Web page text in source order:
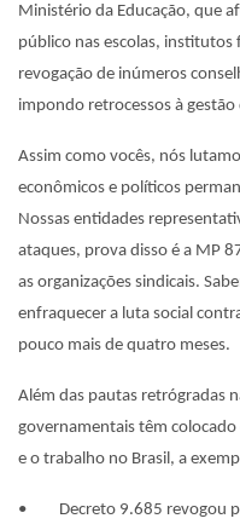
Ministério da Educação, que
público nas escolas, institutos
revogação de inúmeros
impondo retrocessos à
Assim como vocês, nós
econômicos e políticos
Nossas entidades
ataques, prova disso é a MP
as organizações sindicais.
enfraquecer a luta social
pouco mais de quatro meses.
Além das pautas retrógradas
governamentais têm
e o trabalho no Brasil, a
• Decreto 9.685 revogou